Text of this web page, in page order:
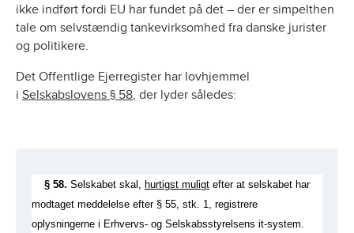
ikke indført fordi EU har fundet på det – der er simpelthen
tale om selvstændig tankevirksomhed fra danske jurister
og politikere.
Det Offentlige Ejerregister har lovhjemmel
i Selskabslovens § 58, der lyder således:
§ 58. Selskabet skal, hurtigst muligt efter at selskabet har
modtaget meddelelse efter § 55, stk. 1, registrere
oplysningerne i Erhvervs- og Selskabsstyrelsens it-system.